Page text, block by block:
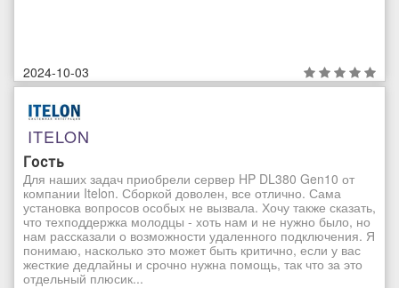
2024-10-03
ITELON
Гость
Для наших задач приобрели сервер HP DL380 Gen10 от
компании Itelon. Сборкой доволен, все отлично. Сама
установка вопросов особых не вызвала. Хочу также сказать,
что техподдержка молодцы - хоть нам и не нужно было, но
нам рассказали о возможности удаленного подключения. Я
понимаю, насколько это может быть критично, если у вас
жесткие дедлайны и срочно нужна помощь, так что за это
отдельный плюсик...